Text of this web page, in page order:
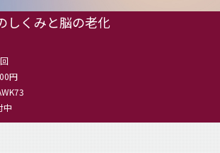
しくみと脳の老化
円
中